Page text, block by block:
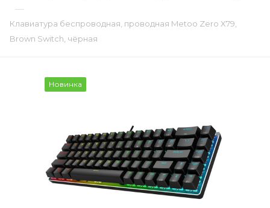
—
Клавиатура беспроводная, проводная Metoo Zero X79,
Brown Switch, чёрная
Новинка